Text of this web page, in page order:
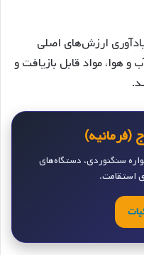
ارزش‌های اصلی
هوا، مواد قابل بازیافت و
(فرمانیه)
سنگنوردی، دستگاه‌های
استقامت.